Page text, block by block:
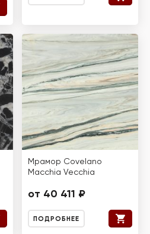
Мрамор Covelano
Macchia Vecchia
от 40 411 ₽
ПОДРОБНЕЕ